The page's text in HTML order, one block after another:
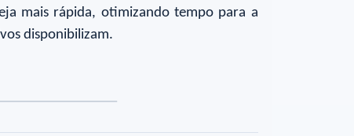
mais rápida, otimizando tempo para a
disponibilizam.